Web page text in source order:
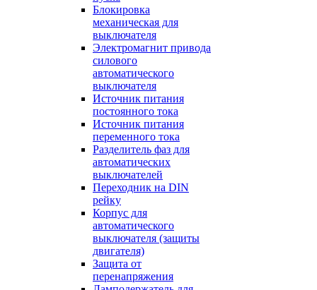
Блокировка
механическая для
выключателя
Электромагнит привода
силового
автоматического
выключателя
Источник питания
постоянного тока
Источник питания
переменного тока
Разделитель фаз для
автоматических
выключателей
Переходник на DIN
рейку
Корпус для
автоматического
выключателя (защиты
двигателя)
Защита от
перенапряжения